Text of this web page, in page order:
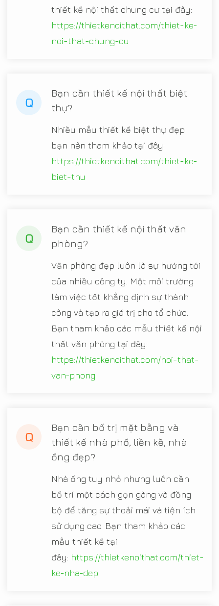
thiết kế nội thất chung cư tại đây:
https://thietkenoithat.com/thiet-ke-
noi-that-chung-cu
Q
Bạn cần thiết kế nội thất biệt
thự?
Nhiều mẫu thiết kế biệt thự đẹp
bạn nên tham khảo tại đây:
https://thietkenoithat.com/thiet-ke-
biet-thu
Q
Bạn cần thiết kế nội thất văn
phòng?
Văn phòng đẹp luôn là sự hướng tới
của nhiều công ty. Một môi trường
làm việc tốt khẳng định sự thành
công và tạo ra giá trị cho tổ chức.
Bạn tham khảo các mẫu thiết kế nội
thất văn phòng tại đây:
https://thietkenoithat.com/noi-that-
van-phong
Q
Bạn cần bố trị mặt bằng và
thiết kế nhà phố, liền kề, nhà
ống đẹp?
Nhà ống tuy nhỏ nhưng luôn cần
bố trí một cách gọn gàng và đồng
bộ để tăng sự thoải mái và tiện ích
sử dụng cao. Bạn tham khảo các
mẫu thiết kế tại
đây: https://thietkenoithat.com/thiet-
ke-nha-dep